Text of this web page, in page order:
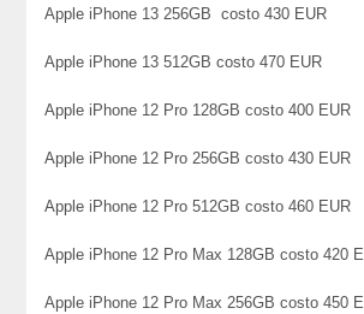
Apple iPhone 13 256GB costo 430 EUR
Apple iPhone 13 512GB costo 470 EUR
Apple iPhone 12 Pro 128GB costo 400 EUR
Apple iPhone 12 Pro 256GB costo 430 EUR
Apple iPhone 12 Pro 512GB costo 460 EUR
Apple iPhone 12 Pro Max 128GB costo 420
Apple iPhone 12 Pro Max 256GB costo 450